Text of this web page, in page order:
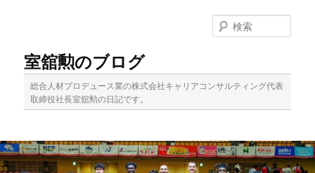
移
動
室舘勲のブログ
総合人材プロデュース業の株式会社キャリアコンサルティング代表
取締役社長室舘勲の日記です。
索